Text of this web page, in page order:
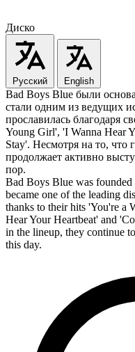
Диско
Русский English
Bad Boys Blue были
стали одним из ведущих
прославилась благодаря
Young Girl', 'I Wanna Hear
Stay'. Несмотря на то, что
продолжает активно
пор.
Bad Boys Blue was
became one of the leading
thanks to their hits 'You're a
Hear Your Heartbeat' and
in the lineup, they continue
this day.